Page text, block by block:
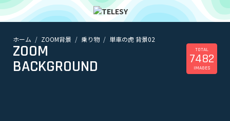
ホーム
ホーム ZOOM背景 乗り物 単車の虎 背景02
ZOOM
BACKGROUND
TOTAL
7482
IMAGES